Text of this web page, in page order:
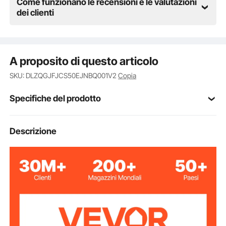
dei clienti
A proposito di questo articolo
SKU: DLZQGJFJCS50EJNBQ001V2Copia
Specifiche del prodotto
Numero modello
articolo
Tipo
Taglierina al plasma senza
contatto
Tensione di
Descrizione